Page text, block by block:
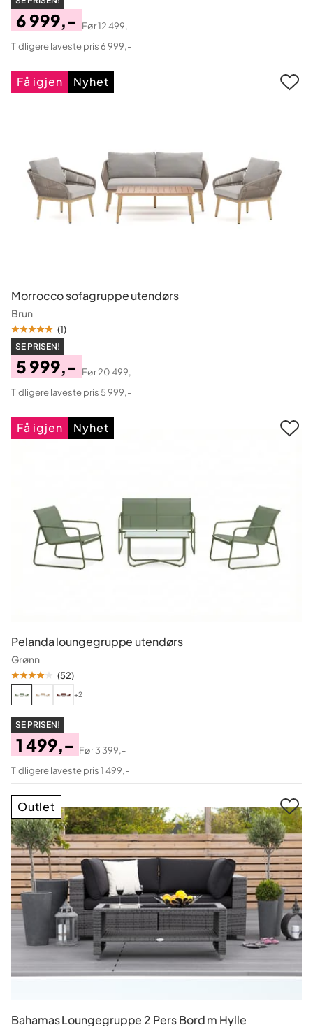
Pris
6 999,-
Original
Pris
Før12 499,-
Tidligere laveste pris 6 999,-
Morrocco sofagruppe utendørs
Brun
(1)
SE PRISEN!
Pris
5 999,-
Original
Pris
Før20 499,-
Tidligere laveste pris 5 999,-
Få igjen Nyhet
Pelanda loungegruppe utendørs
Grønn
(52)
+2
SE PRISEN!
Pris
1 499,-
Original
Pris
Før3 399,-
Tidligere laveste pris 1 499,-
Få igjen Nyhet
Bahamas Loungegruppe 2 Pers Bord m Hylle
Outlet